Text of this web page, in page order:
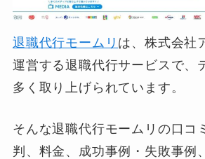
退職代行モームリ は、株式会社
運営する退職代行サービスで、
多く取り上げられています。
そんな退職代行モームリの口コ
判、料金、成功事例・失敗事例